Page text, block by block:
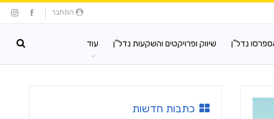
התחבר
נדל"ן שיווק ופרויקטים והשקעות נדל"ן עוד
כתבות חדשות